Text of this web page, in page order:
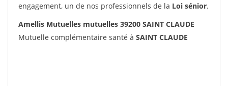
engagement, un de nos professionnels de la Loi sénior.
Amellis Mutuelles mutuelles 39200 SAINT CLAUDE
Mutuelle complémentaire santé à SAINT CLAUDE